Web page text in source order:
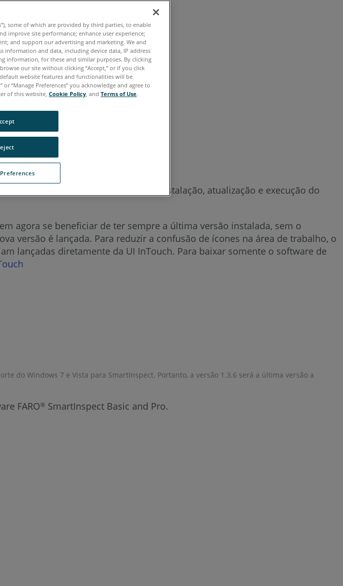
®10/11
software que agiliza o download, instalação, atualização e execução do
agora se beneficiar de ter sempre a última versão instalada, sem o
versão é lançada. Para reduzir a confusão de ícones na área de trabalho, o
lançadas diretamente da UI InTouch. Para baixar somente o software de
do Windows 7 e Vista para SmartInspect. Portanto, a versão 1.3.6 será a última versão a
FARO® SmartInspect Basic and Pro.
some of which are provided by third parties, to enable
improve site performance; enhance user experience;
and support our advertising and marketing. We and
information and data, including device data, IP address
information, for these and similar purposes. By clicking
our site without clicking “Accept,” or if you click
website features and functionalities will be
or “Manage Preferences” you acknowledge and agree to
of this website, Cookie Policy, and Terms of Use.